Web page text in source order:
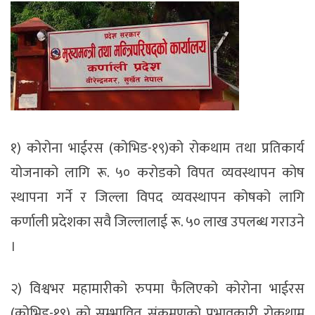
१) कोरोना भाईरस (कोभिड-१९)को रोकथाम तथा प्रतिकार्य
योजनाको लागि रू. ५० करोडको विपत व्यवस्थापन कोष
स्थापना गर्ने र जिल्ला विपद व्यवस्थापन कोषको लागि
कर्णाली प्रदेशका सवै जिल्लालाई रू. ५० लाख उपलब्ध गराउने
।
२) विश्वभर महामारीको रुपमा फैलिएको कोरोना भाईरस